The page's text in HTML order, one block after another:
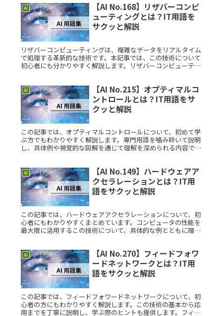
AI
【AI No.168】リザバーコンピ
ューティングとは？IT用語を
サクッと解説
リザバーコンピューティングは、複雑なデータをリアルタイム
で処理する革新的な技術です。本記事では、この技術について
初心者にも分かりやすく解説します。リザバーコンピューティ
AI
【AI No.215】オプティマルコ
ントロールとは？IT用語をサ
クッと解説
この記事では、オプティマルコントロールについて、初めて学
ぶ方でもわかりやすく解説します。専門用語を噛み砕いて説明
し、具体例や視覚的な図解を通じて理解を深められる内容で
AI
【AI No.149】ハードウェアア
クセラレーションとは？IT用
語をサクッと解説
この記事では、ハードウェアアクセラレーションについて、初
心者にもわかりやすくまとめています。コンピュータの性能を
最大限に活用するこの技術について、具体的な例とともに理解
AI
【AI No.270】フィードフォワ
ードネットワークとは？IT用
語をサクッと解説
この記事では、フィードフォワードネットワークについて、初
心者の方にもわかりやすく解説します。この技術の基本から応
用までを丁寧に説明し、学ぶ際のヒントも提供します。フィー